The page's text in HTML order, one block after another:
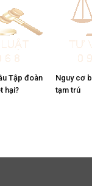
Tập đoàn
hại?
Nguy cơ
tạm trú